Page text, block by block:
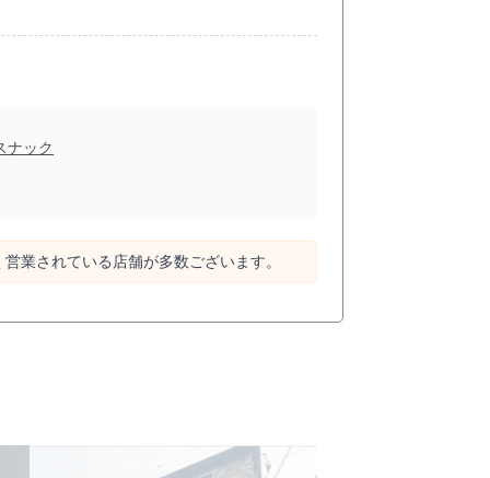
ナック
業されている店舗が多数ございます。